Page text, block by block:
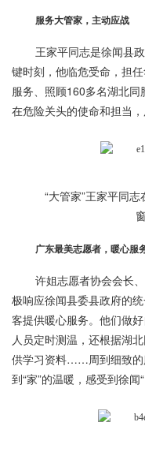
服务大管家，主动应战
王家平同志是徐闻县
键时刻，他临危受命，担
服务、照顾160多名湖北同
在危险关头的使命和担当
“大管家”王家平同
广东最美志愿者，暖心服
许姐志愿者协会会长
极响应徐闻县委县政府的
客提供暖心服务。他们做
人员定时测温，还根据湖
供学习资料……周到细致的
到“家”的温暖，感受到徐闻“